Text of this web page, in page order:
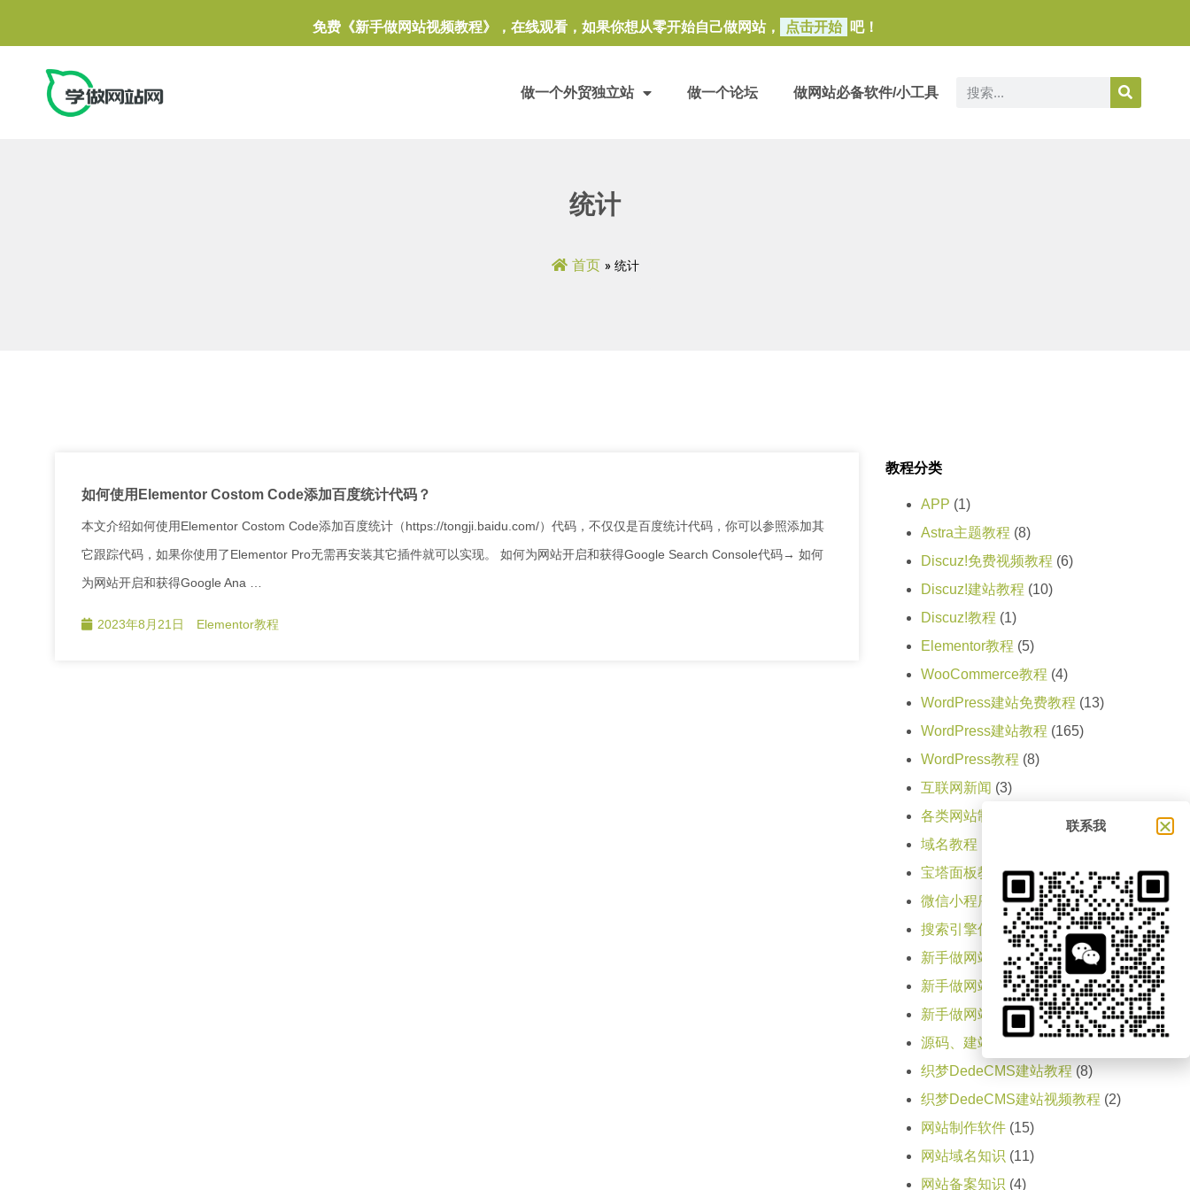
免费《新手做网站视频教程》，在线观看，如果你想从零开始自己做网站， 点击开始 吧！
做一个外贸独立站 做一个论坛 做网站必备软件/小工具
统计
首页 » 统计
如何使用Elementor Costom Code添加百度统计代码？
本文介绍如何使用Elementor Costom Code添加百度统计（https://tongji.baidu.com/）代码，不仅仅是百度统计代码，你可以参照添加其
它跟踪代码，如果你使用了Elementor Pro无需再安装其它插件就可以实现。 如何为网站开启和获得Google Search Console代码→ 如何
为网站开启和获得Google Ana …
2023年8月21日 Elementor教程
教程分类
APP (1)
Astra主题教程 (8)
Discuz!免费视频教程 (6)
Discuz!建站教程 (10)
Discuz!教程 (1)
Elementor教程 (5)
WooCommerce教程 (4)
WordPress建站免费教程 (13)
WordPress建站教程 (165)
WordPress教程 (8)
互联网新闻 (3)
各类网站制作步骤
域名教程
宝塔面板教程(1)
微信小程序
(5)
搜索引擎优化SEO教程 (1)
新手做网站教程（第一天）(15)
新手做网站教程（第三天）(1)
新手做网站教程（第二天） (4)
源码、建站程序大全
织梦DedeCMS建站教程 (8)
织梦DedeCMS建站视频教程 (2)
网站制作软件(15)
网站域名知识 (11)
网站备案知识 (4)
联系我